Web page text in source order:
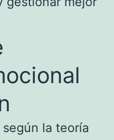
la teoría